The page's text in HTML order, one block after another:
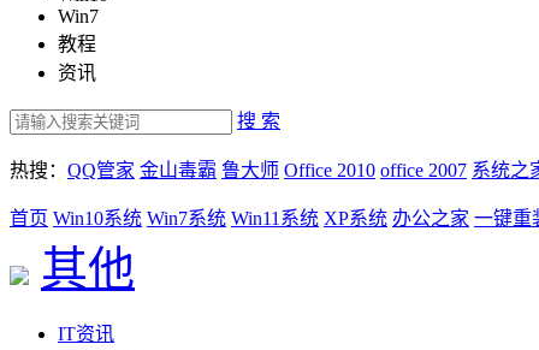
Win7
教程
资讯
搜 索
热搜： QQ管家 金山毒霸 鲁大师 Office 2010 office 2007 系统之
首页 Win10系统 Win7系统 Win11系统 XP系统 办公之家 一键重
其他
IT资讯